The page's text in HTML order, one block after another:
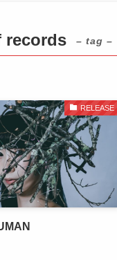
records – tag –
RELEASE